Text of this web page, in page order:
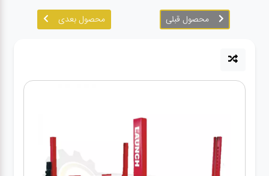
آپاراتی
مکانیکی
محصول قبلی محصول بعدی